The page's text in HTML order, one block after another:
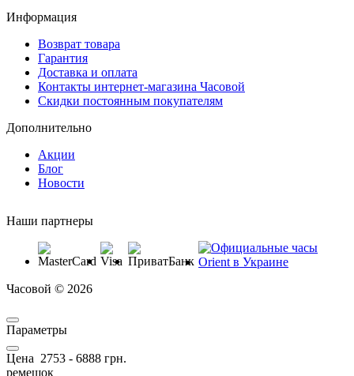
Информация
Возврат товара
Гарантия
Доставка и оплата
Контакты интернет-магазина Часовой
Скидки постоянным покупателям
Дополнительно
Акции
Блог
Новости
Наши партнеры
Часовой © 2026
Параметры
Цена 2753 - 6888 грн.
ремешок